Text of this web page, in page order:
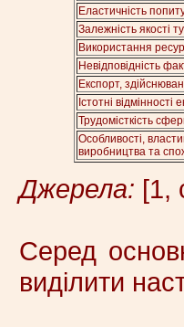
Еластичність
Залежність якості
Використання
Невідповідність
Експорт,
Істотні
Трудомісткість
Особливості,
виробництва та
Джерела: [1,
Серед
виділити